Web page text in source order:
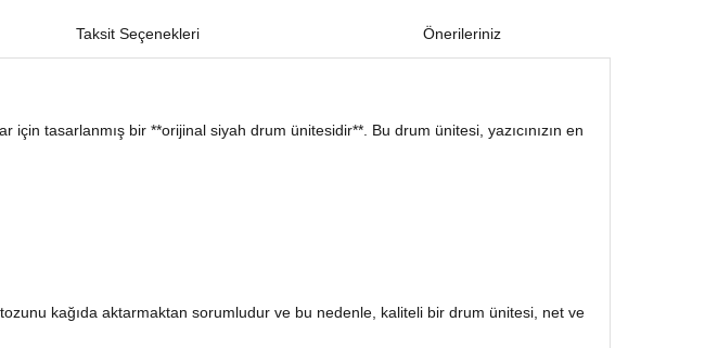
Taksit Seçenekleri Önerileriniz
tasarlanmış bir **orijinal siyah drum ünitesidir**. Bu drum ünitesi, yazıcınızın en
kağıda aktarmaktan sorumludur ve bu nedenle, kaliteli bir drum ünitesi, net ve